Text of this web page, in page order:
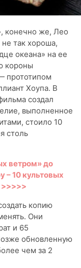
конечно же, Лео
так хороша,
океана» на ее
короны
прототипом
Хоупа. В
создал
выполненное
стоило 10
столь
ветром» до
– 10 культовых
>>>>>
копию
Они
и 65
обновленную
чем за 2